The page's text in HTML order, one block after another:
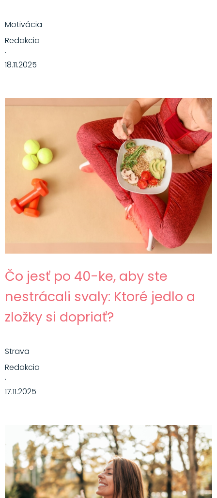
Motivácia
Redakcia
·
18.11.2025
Čo jesť po 40-ke, aby ste
nestrácali svaly: Ktoré jedlo a
zložky si dopriať?
Strava
Redakcia
·
17.11.2025